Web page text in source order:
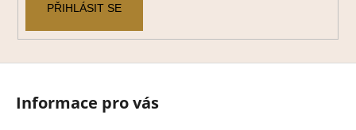
PŘIHLÁSIT SE
Informace pro vás